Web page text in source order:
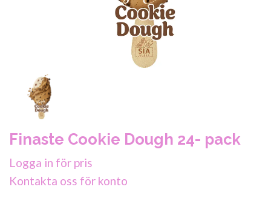
Finaste Cookie Dough 24- pack
Logga in för pris
Kontakta oss för konto